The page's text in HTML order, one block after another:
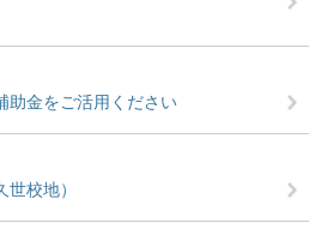
助金をご活用ください
校地）